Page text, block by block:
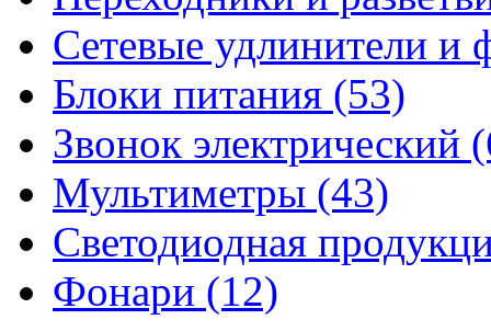
Сетевые удлинители и
Блоки питания (53)
Звонок электрический
Мультиметры (43)
Светодиодная
Фонари (12)